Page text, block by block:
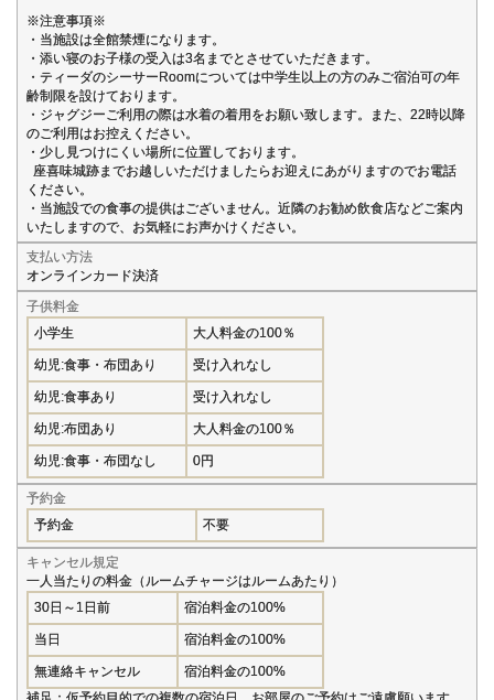
※注意事項※
・当施設は全館禁煙になります。
・添い寝のお子様の受入は3名までとさせていただきます。
・ティーダのシーサーRoomについては中学生以上の方のみご宿泊可の年
齢制限を設けております。
・ジャグジーご利用の際は水着の着用をお願い致します。また、22時以降
のご利用はお控えください。
・少し見つけにくい場所に位置しております。
座喜味城跡までお越しいただけましたらお迎えにあがりますのでお電話
ください。
・当施設での食事の提供はございません。近隣のお勧め飲食店などご案内
いたしますので、お気軽にお声かけください。
支払い方法
オンラインカード決済
子供料金
小学生
大人料金の100％
幼児:食事・布団あり 受け入れなし
幼児:食事あり 受け入れなし
幼児:布団あり 大人料金の100％
幼児:食事・布団なし 0円
予約金
予約金
不要
キャンセル規定
一人当たりの料金（ルームチャージはルームあたり）
30日～1日前
宿泊料金の100%
当日 宿泊料金の100%
無連絡キャンセル
宿泊料金の100%